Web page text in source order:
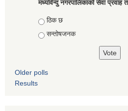
मध्यविन्दु नगरपालिकाको सेवा प्रवाह
Choices
ठिक छ
सन्तोषजनक
Older polls
Results